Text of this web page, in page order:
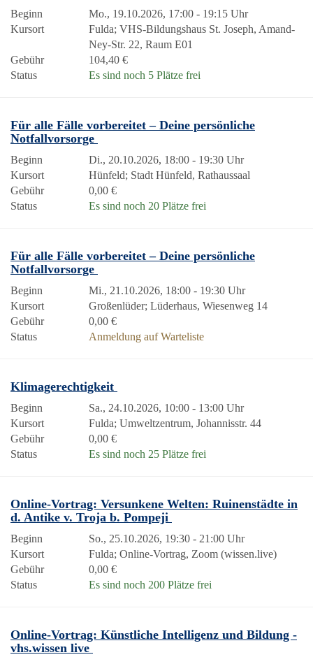
Beginn
Mo., 19.10.2026, 17:00 - 19:15 Uhr
Kursort
Fulda; VHS-Bildungshaus St. Joseph, Amand-
Ney-Str. 22, Raum E01
Gebühr
104,40 €
Status
Es sind noch 5 Plätze frei
Für alle Fälle vorbereitet – Deine persönliche
Notfallvorsorge
Beginn
Di., 20.10.2026, 18:00 - 19:30 Uhr
Kursort
Hünfeld; Stadt Hünfeld, Rathaussaal
Gebühr
0,00 €
Status
Es sind noch 20 Plätze frei
Für alle Fälle vorbereitet – Deine persönliche
Notfallvorsorge
Beginn
Mi., 21.10.2026, 18:00 - 19:30 Uhr
Kursort
Großenlüder; Lüderhaus, Wiesenweg 14
Gebühr
0,00 €
Status
Anmeldung auf Warteliste
Klimagerechtigkeit
Beginn
Sa., 24.10.2026, 10:00 - 13:00 Uhr
Kursort
Fulda; Umweltzentrum, Johannisstr. 44
Gebühr
0,00 €
Status
Es sind noch 25 Plätze frei
Online-Vortrag: Versunkene Welten: Ruinenstädte in
d. Antike v. Troja b. Pompeji
Beginn
So., 25.10.2026, 19:30 - 21:00 Uhr
Kursort
Fulda; Online-Vortrag, Zoom (wissen.live)
Gebühr
0,00 €
Status
Es sind noch 200 Plätze frei
Online-Vortrag: Künstliche Intelligenz und Bildung -
vhs.wissen live